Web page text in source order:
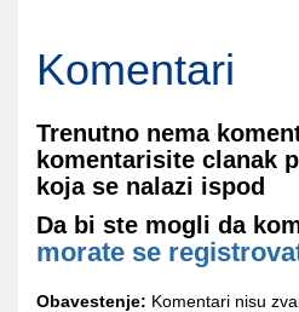
Komentari
Trenutno nema
komentarisite clanak
koja se nalazi ispod
Da bi ste mogli da
morate se
Obavestenje: Komentari nisu